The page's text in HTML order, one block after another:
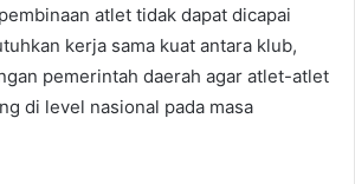
atlet tidak dapat dicapai
kerja sama kuat antara klub,
pemerintah daerah agar atlet-atlet
di level nasional pada masa